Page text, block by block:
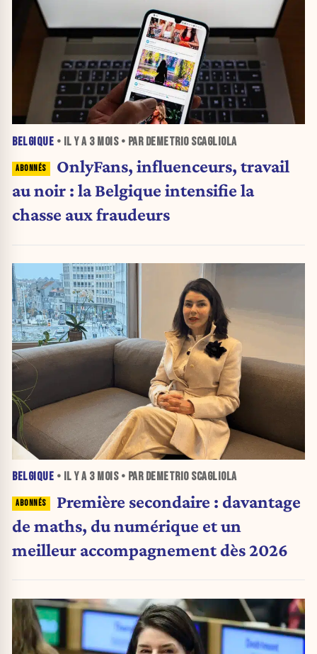
BELGIQUE • IL Y A 3 MOIS• PAR DEMETRIO SCAGLIOLA
OnlyFans, influenceurs, travail
au noir : la Belgique intensifie la
chasse aux fraudeurs
BELGIQUE • IL Y A 3 MOIS• PAR DEMETRIO SCAGLIOLA
Première secondaire : davantage
de maths, du numérique et un
meilleur accompagnement dès 2026